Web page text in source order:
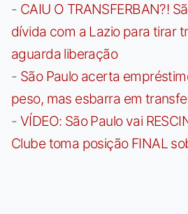
- CAIU O TRANSFERBAN?!
dívida com a Lazio para tirar
aguarda liberação
- São Paulo acerta
peso, mas esbarra em
- VÍDEO: São Paulo vai
Clube toma posição FINAL